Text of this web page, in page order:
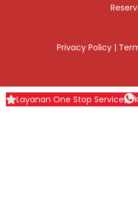
Privacy Policy |
Layanan One Stop Service